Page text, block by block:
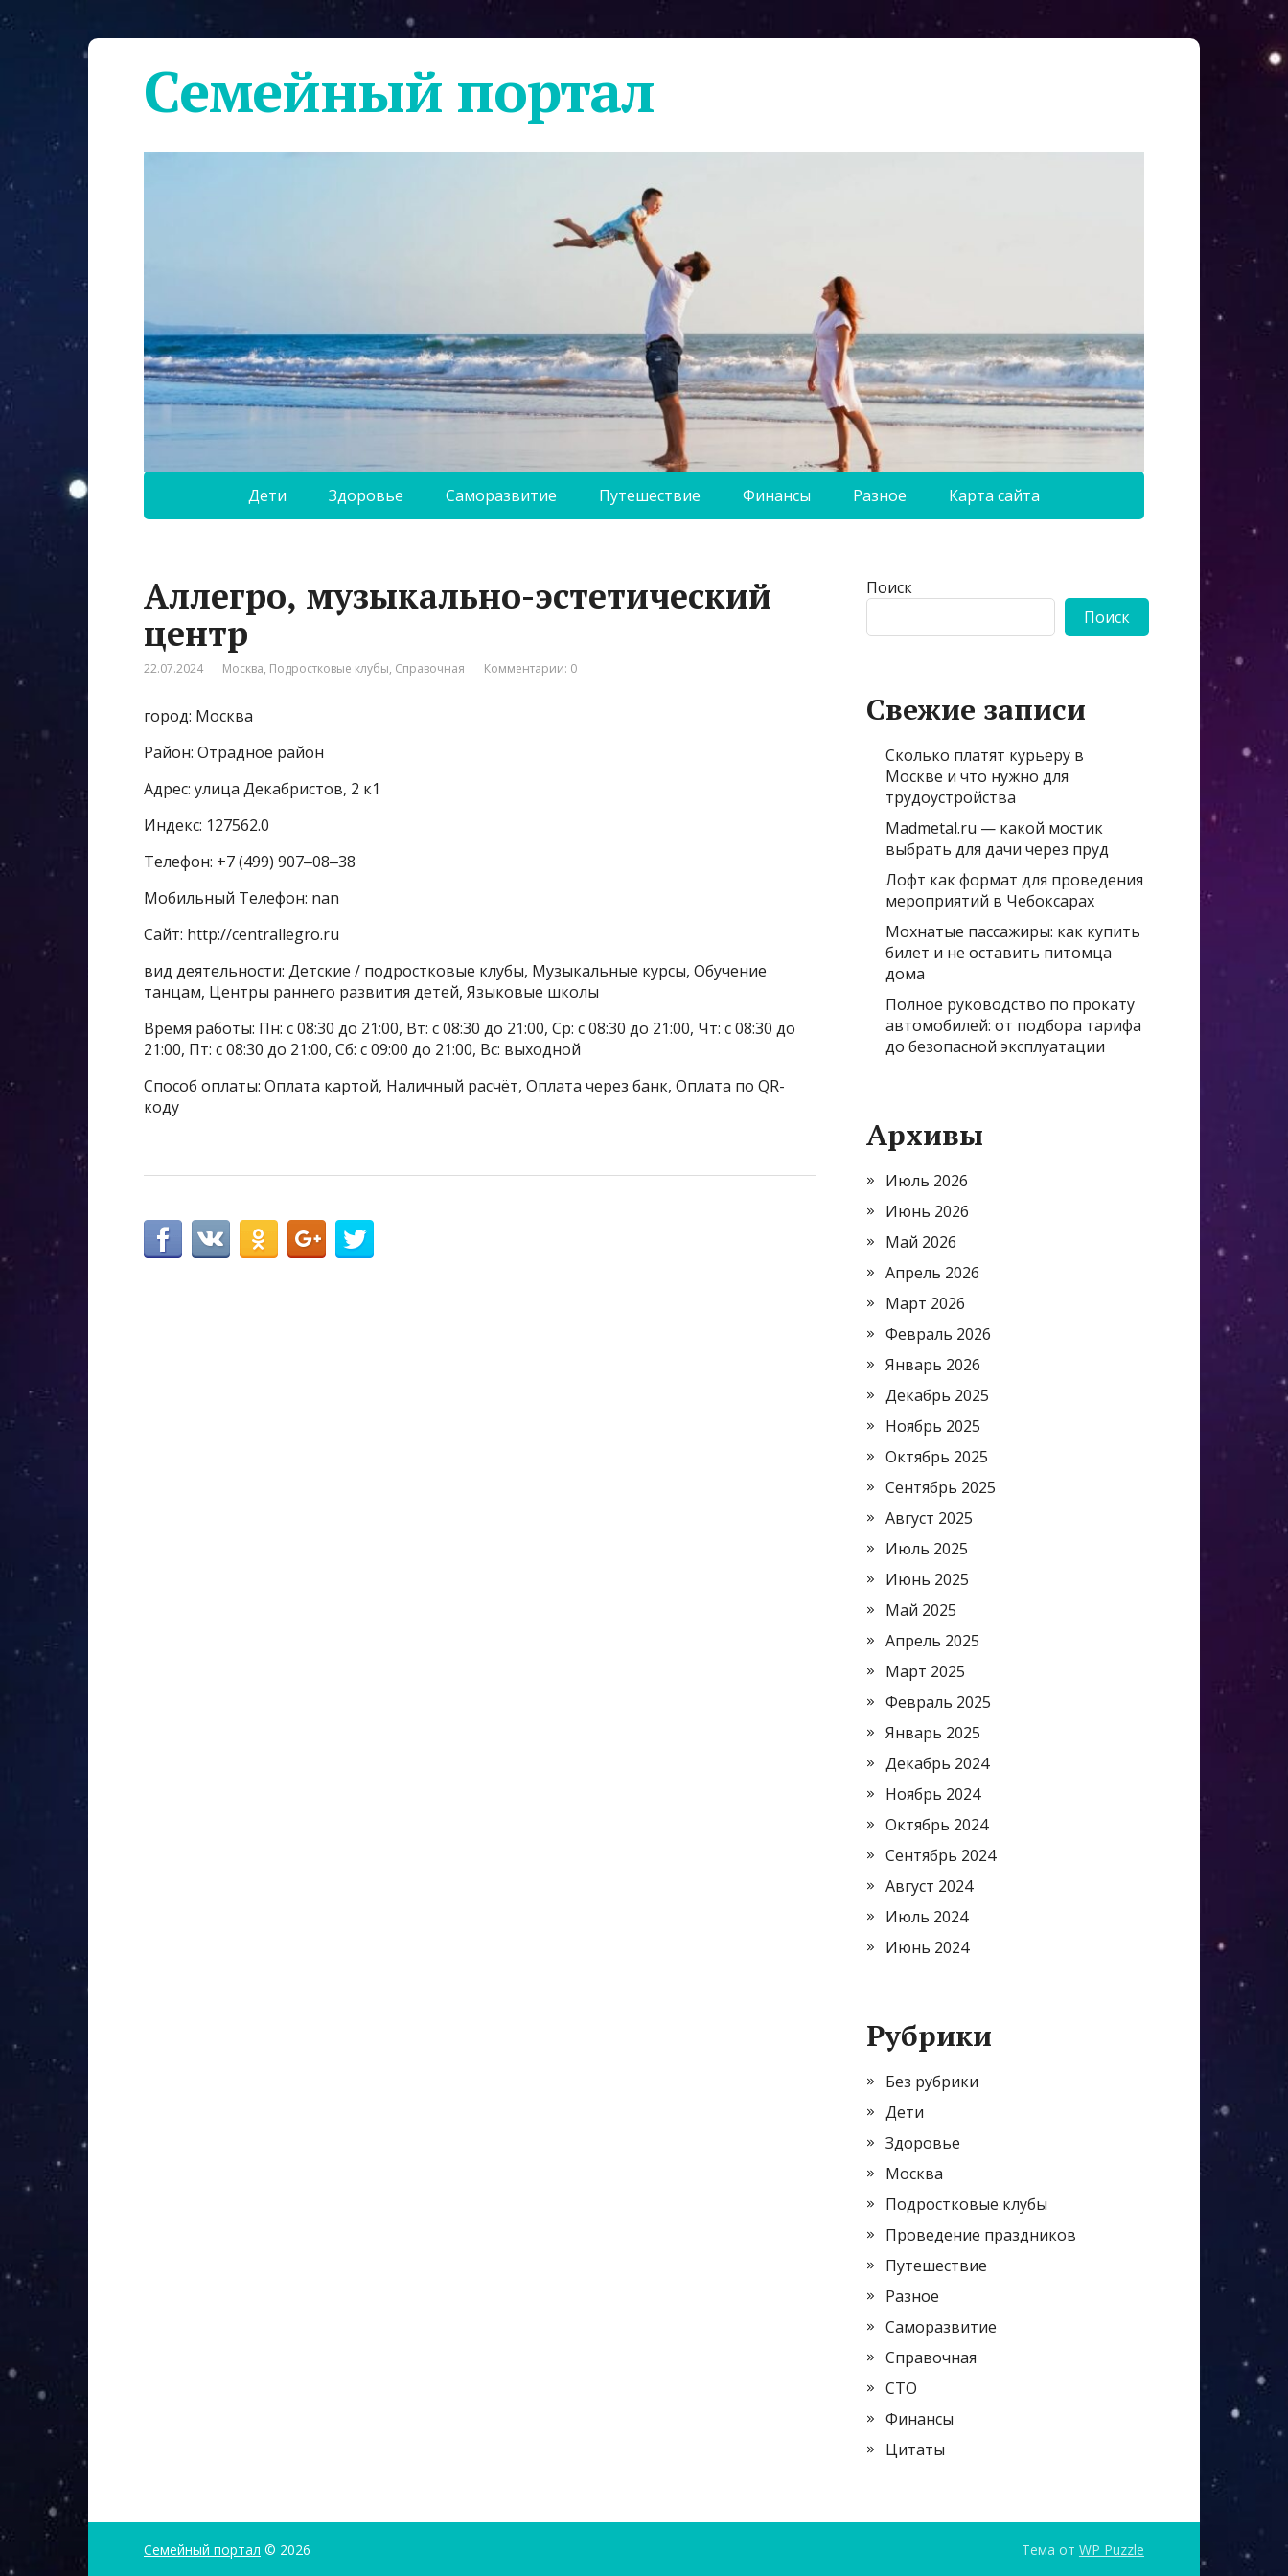
Семейный портал
Дети Здоровье Саморазвитие Путешествие Финансы Разное Карта сайта
Аллегро, музыкально-эстетический
центр
22.07.2024 Москва, Подростковые клубы, Справочная Комментарии: 0
город: Москва
Район: Отрадное район
Адрес: улица Декабристов, 2 к1
Индекс: 127562.0
Телефон: +7 (499) 907‒08‒38
Мобильный Телефон: nan
Сайт: http://centrallegro.ru
вид деятельности: Детские / подростковые клубы, Музыкальные курсы, Обучение
танцам, Центры раннего развития детей, Языковые школы
Время работы: Пн: с 08:30 до 21:00, Вт: с 08:30 до 21:00, Ср: с 08:30 до 21:00, Чт: с 08:30 до
21:00, Пт: с 08:30 до 21:00, Сб: с 09:00 до 21:00, Вс: выходной
Способ оплаты: Оплата картой, Наличный расчёт, Оплата через банк, Оплата по QR-
коду
Поиск
Поиск
Свежие записи
Сколько платят курьеру в
Москве и что нужно для
трудоустройства
Madmetal.ru — какой мостик
выбрать для дачи через пруд
Лофт как формат для проведения
мероприятий в Чебоксарах
Мохнатые пассажиры: как купить
билет и не оставить питомца
дома
Полное руководство по прокату
автомобилей: от подбора тарифа
до безопасной эксплуатации
Архивы
Июль 2026
Июнь 2026
Май 2026
Апрель 2026
Март 2026
Февраль 2026
Январь 2026
Декабрь 2025
Ноябрь 2025
Октябрь 2025
Сентябрь 2025
Август 2025
Июль 2025
Июнь 2025
Май 2025
Апрель 2025
Март 2025
Февраль 2025
Январь 2025
Декабрь 2024
Ноябрь 2024
Октябрь 2024
Сентябрь 2024
Август 2024
Июль 2024
Июнь 2024
Рубрики
Без рубрики
Дети
Здоровье
Москва
Подростковые клубы
Проведение праздников
Путешествие
Разное
Саморазвитие
Справочная
СТО
Финансы
Цитаты
Семейный портал © 2026 Тема от WP Puzzle